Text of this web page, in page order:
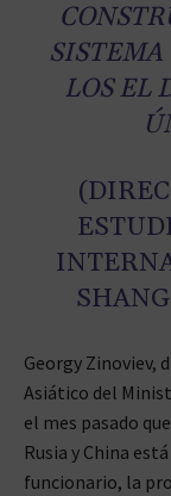
LOS EL
Georgy Zinoviev,
Asiático del
el mes pasado
Rusia y China
funcionario, la